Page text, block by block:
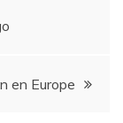
en Europe